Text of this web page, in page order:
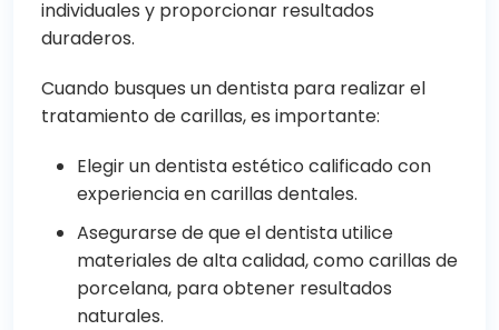
individuales y proporcionar resultados
duraderos.
Cuando busques un dentista para realizar el
tratamiento de carillas, es importante:
Elegir un dentista estético calificado con
experiencia en carillas dentales.
Asegurarse de que el dentista utilice
materiales de alta calidad, como carillas de
porcelana, para obtener resultados
naturales.